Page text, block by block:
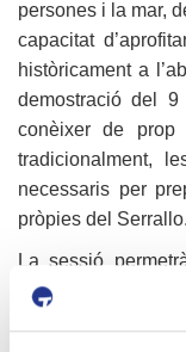
persones i la mar,
capacitat
històricament a
demostració del 9
conèixer de prop
tradicionalment,
necessaris per
pròpies del Serrallo.
La sessió
pescadors i
els veritables